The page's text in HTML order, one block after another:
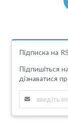
Підписка на
Підпишіться
дізнаватися